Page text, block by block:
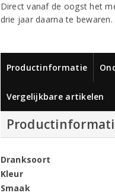
Direct vanaf de oogst het
drie jaar daarna te bewaren.
Productinformatie
Vergelijkbare artikelen
Dranksoort
Kleur
Smaak